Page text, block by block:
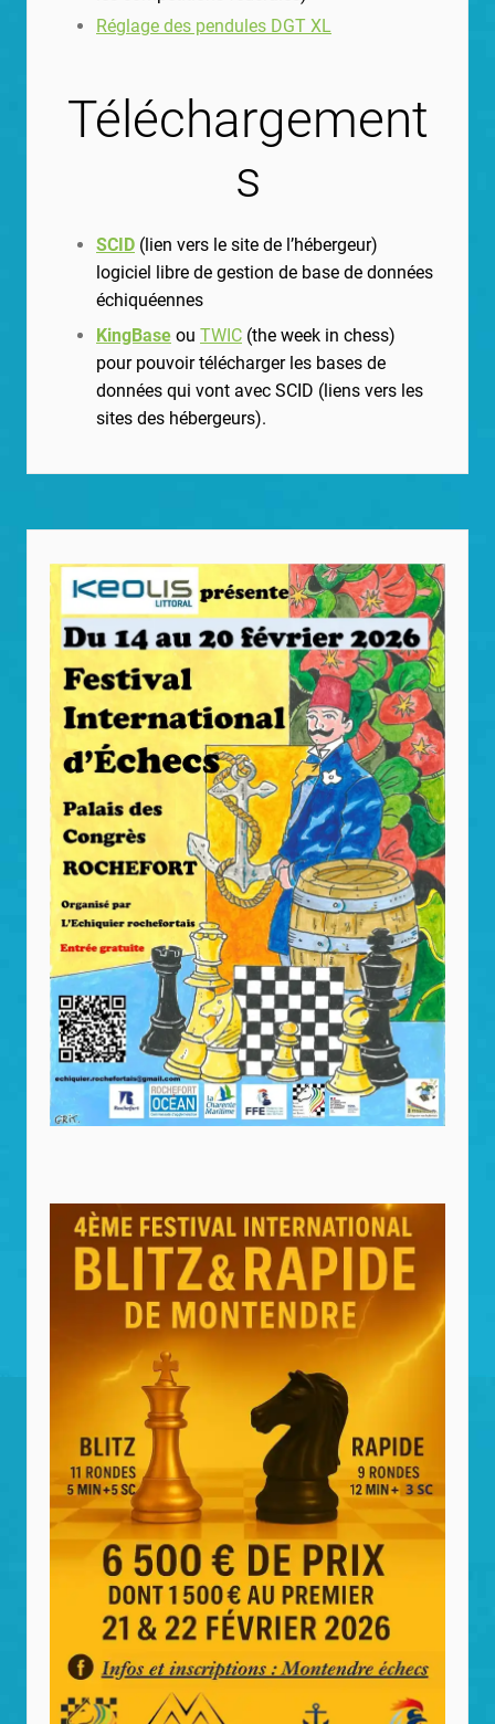
Réglage des pendules DGT XL
Téléchargement
s
SCID (lien vers le site de l’hébergeur)
logiciel libre de gestion de base de données
échiquéennes
KingBase ou TWIC (the week in chess)
pour pouvoir télécharger les bases de
données qui vont avec SCID (liens vers les
sites des hébergeurs).